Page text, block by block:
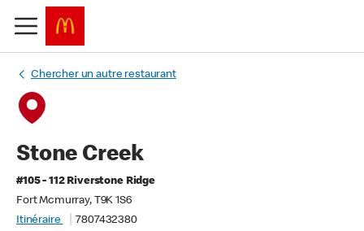
Chercher un autre restaurant
Stone Creek
#105 - 112 Riverstone Ridge
Fort Mcmurray, T9K 1S6
Itinéraire
7807432380